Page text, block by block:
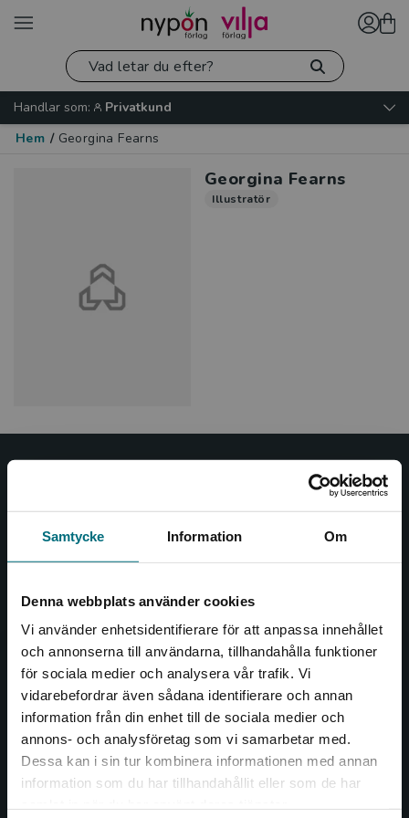
Samtycke Information Om
Denna webbplats använder cookies
Vi använder enhetsidentifierare för att anpassa innehållet
och annonserna till användarna, tillhandahålla funktioner
för sociala medier och analysera vår trafik. Vi
vidarebefordrar även sådana identifierare och annan
information från din enhet till de sociala medier och
annons- och analysföretag som vi samarbetar med.
Dessa kan i sin tur kombinera informationen med annan
information som du har tillhandahållit eller som de har
Begränsad fraktregion
Det verkar som att du besöker
Handlar som:
Privatkund
Hem / Georgina Fearns
Georgina Fearns
Illustratör
och öppnar dörren till nya världar och möjligheter för
såväl barn som vuxna.
Kontakta oss
Kontakta oss
046-31 20 00
Box 141
221 00 Lund
Besöksadress: